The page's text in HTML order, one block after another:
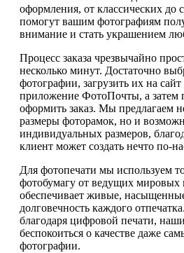
оформления, от классических до
помогут вашим фотографиям
внимание и стать украшением
Процесс заказа чрезвычайно
несколько минут. Достаточно
фотографии, загрузить их на
приложение ФотоПочты, а затем
оформить заказ. Мы предлагаем
размеры фоторамок, но и
индивидуальных размеров,
клиент может создать нечто по-
Для фотопечати мы используем
фотобумагу от ведущих мировых
обеспечивает живые,
долговечность каждого
благодаря цифровой печати,
беспокоиться о качестве даже
фотографии.